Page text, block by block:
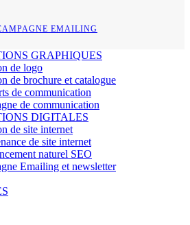
EMAILING
GRAPHIQUES
de logo
de brochure et catalogue
de communication
de communication
DIGITALES
de site internet
de site internet
naturel SEO
Emailing et newsletter